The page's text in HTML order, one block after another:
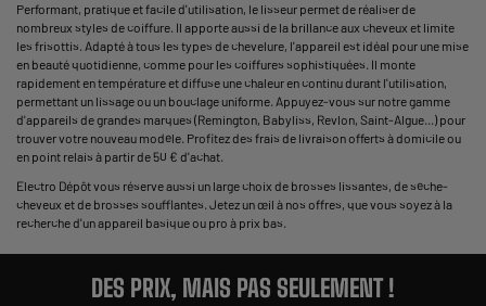
Performant, pratique et facile d'utilisation, le lisseur permet de réaliser de
nombreux styles de coiffure. Il apporte aussi de la brillance aux cheveux et limite
les frisottis. Adapté à tous les types de chevelure, l'appareil est idéal pour une mise
en beauté quotidienne, comme pour les coiffures sophistiquées. Il monte
rapidement en température et diffuse une chaleur en continu durant l'utilisation,
permettant un lissage ou un bouclage uniforme. Appuyez-vous sur notre gamme
d'appareils de grandes marques (Remington, Babyliss, Revlon, Saint-Algue...) pour
trouver votre nouveau modèle. Profitez des frais de livraison offerts à domicile ou
en point relais à partir de 50 € d'achat.
Electro Dépôt vous réserve aussi un large choix de brosses lissantes, de sèche-
cheveux et de brosses soufflantes. Jetez un œil à nos offres, que vous soyez à la
recherche d'un appareil basique ou pro à prix bas.
DES PRIX, MAIS PAS SEULEMENT !